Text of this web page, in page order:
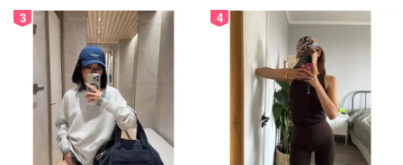
3 4